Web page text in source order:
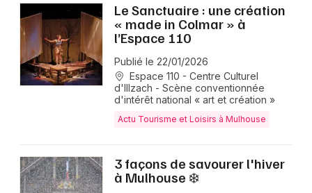
Le Sanctuaire : une création
« made in Colmar » à
l’Espace 110
Publié le 22/01/2026
Espace 110 - Centre Culturel
d'Illzach - Scène conventionnée
d'intérêt national « art et création »
Actu Tourisme et Loisirs à Mulhouse
3 façons de savourer l'hiver
à Mulhouse ❄️